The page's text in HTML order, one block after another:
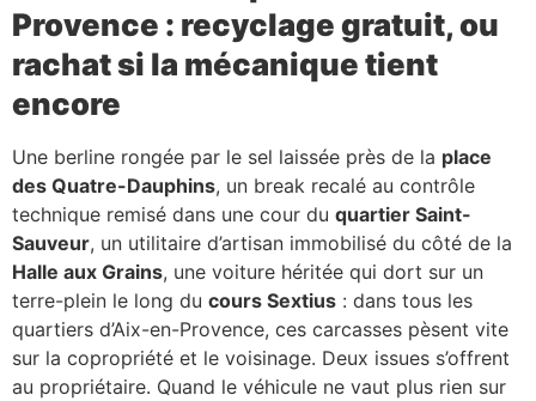
Provence : recyclage gratuit, ou
rachat si la mécanique tient
encore
Une berline rongée par le sel laissée près de la place
des Quatre-Dauphins, un break recalé au contrôle
technique remisé dans une cour du quartier Saint-
Sauveur, un utilitaire d’artisan immobilisé du côté de la
Halle aux Grains, une voiture héritée qui dort sur un
terre-plein le long du cours Sextius : dans tous les
quartiers d’Aix-en-Provence, ces carcasses pèsent vite
sur la copropriété et le voisinage. Deux issues s’offrent
au propriétaire. Quand le véhicule ne vaut plus rien sur